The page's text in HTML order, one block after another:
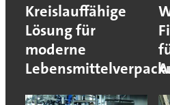
Kreislauffähige
Lösung für
moderne